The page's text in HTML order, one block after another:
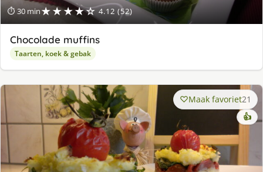
⏱ 30 min★★★★☆ 4.12 (52)
Chocolade muffins
Taarten, koek & gebak
Maak favoriet21
👍